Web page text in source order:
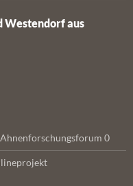
Westendorf aus
0